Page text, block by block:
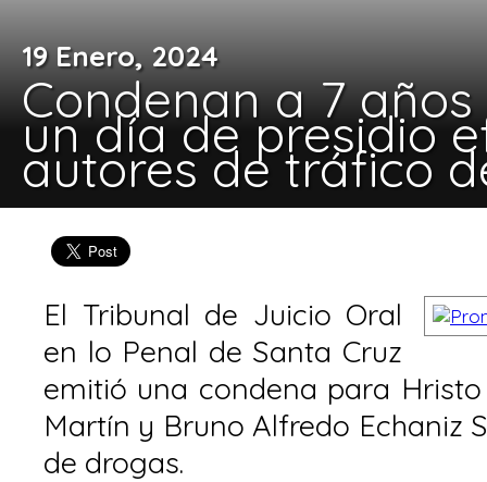
19 Enero, 2024
Condenan a 7
un día de presidio
autores de tráfico
El Tribunal de Juicio Oral
en lo Penal de Santa Cruz
emitió una condena para
Martín y Bruno Alfredo Echaniz
de drogas.